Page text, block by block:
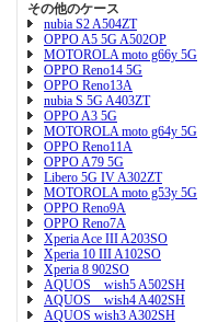
その他のケース
nubia S2 A504ZT
OPPO A5 5G A502OP
MOTOROLA moto g66y 5G
OPPO Reno14 5G
OPPO Reno13A
nubia S 5G A403ZT
OPPO A3 5G
MOTOROLA moto g64y 5G
OPPO Reno11A
OPPO A79 5G
Libero 5G IV A302ZT
MOTOROLA moto g53y 5G
OPPO Reno9A
OPPO Reno7A
Xperia Ace III A203SO
Xperia 10 III A102SO
Xperia 8 902SO
AQUOS wish5 A502SH
AQUOS wish4 A402SH
AQUOS wish3 A302SH